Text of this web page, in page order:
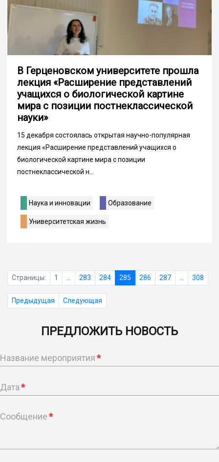
В Герценовском университете прошла
лекция «Расширение представлений
учащихся о биологической картине
мира с позиции постнеклассической
науки»
15 декабря состоялась открытая научно-популярная
лекция «Расширение представлений учащихся о
биологической картине мира с позиции
постнеклассической н...
Наука и инновации Образование
Университетская жизнь
Страницы: 1 283 284 285 286 287 308
Предыдущая Следующая
ПРЕДЛОЖИТЬ НОВОСТЬ
Название мероприятия*
Дата*
Сообщение*